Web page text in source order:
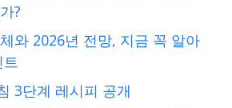
?
와 2026년 전망, 지금 꼭 알아
3단계 레시피 공개